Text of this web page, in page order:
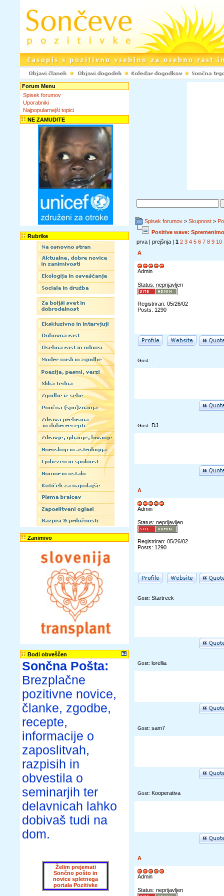
Forum Menu
Spisek forumov
Uporabniki
Najpopularnejši topici
NE ZAMUDITE
Rubrike
Zanimivo
Bodi obveščen
Sončna Pošta:
Brezplačne
pozitivne novice,
članke, zgodbe,
recepte,
informacije o
zaposlitvah,
razpisih in
obvestila o
seminarjih ter
delavnicah lahko
dobivaš tudi na
dom.
Želim prejemati
Sončno pošto in
novice spletnega
portala Pozitivke
Spisek forumov > Skupnost >
Positive wave:
prva | prejšnja | 1 2 3 4 5 6 7 8 9 10
A
Admin
Status: neprijavljen
Registriran: 05/26/02
Posts: 1290
Gost:
Gost: DJ
A
Admin
Status: neprijavljen
Registriran: 05/26/02
Posts: 1290
Gost: Startreck
Gost: lorellia
Gost: sam7
Gost: Kooperativa
A
Admin
Status: neprijavljen